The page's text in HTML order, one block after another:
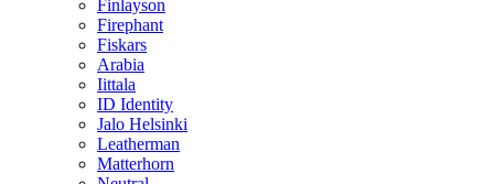
Finlayson
Firephant
Fiskars
Arabia
Iittala
ID Identity
Jalo Helsinki
Leatherman
Matterhorn